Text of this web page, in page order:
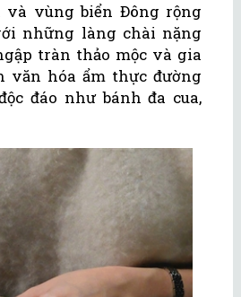
và vùng biển Đông rộng
những làng chài nặng
tràn thảo mộc và gia
văn hóa ẩm thực đường
đáo như bánh đa cua,